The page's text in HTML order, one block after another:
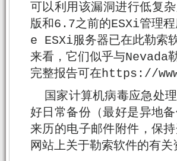
可以利用该漏洞进行低复
版和6.7之前的ESXi管理
e ESXi服务器已在此勒索
来看，它们似乎与Nevada
完整报告可在https://
国家计算机病毒应急处
好日常备份（最好是异地
来历的电子邮件附件，保
网站上关于勒索软件的有关